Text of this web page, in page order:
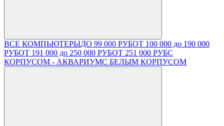
ВСЕ КОМПЬЮТЕРЫДО 99 000 РУБОТ 100 000 до 190 000
РУБОТ 191 000 до 250 000 РУБОТ 251 000 РУБС
КОРПУСОМ - АКВАРИУМС БЕЛЫМ КОРПУСОМ